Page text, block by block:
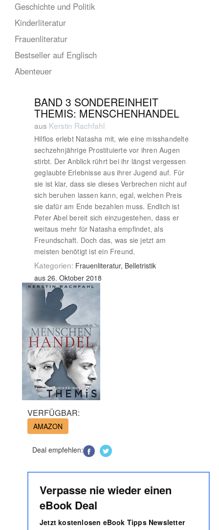
Geschichte und Politik
Kinderliteratur
Frauenliteratur
Bestseller auf Englisch
Abenteuer
BAND 3 SONDEREINHEIT
THEMIS: MENSCHENHANDEL
aus Kerstin Rachfahl
Hilflos erlebt Natasha mit, wie eine misshandelte
sechzehnjährige Prostituierte vor ihren Augen
stirbt. Der Anblick rührt bei ihr längst vergessen
geglaubte Erlebnisse aus ihrer Jugend auf. Für
sie ist klar, dass sie dieses Verbrechen nicht auf
sich beruhen lassen kann, egal, welchen Preis
sie dafür am Ende bezahlen muss. Endlich ist
Peter Abel bereit sich einzugestehen, dass er
weitaus mehr für Natasha empfindet, als
Freundschaft. Doch das, was sie jetzt am
meisten benötigt ist ein Freund.
Kategorien: Frauenliteratur, Belletristik
aus 26. Oktober 2018
VERFÜGBAR:
AMAZON
Deal empfehlen:
Verpasse nie wieder einen
eBook Deal
Jetzt kostenlosen eBook Tipps Newsletter